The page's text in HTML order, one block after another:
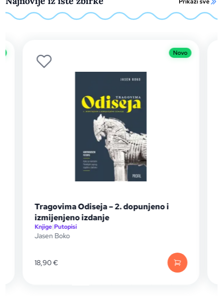
Novo
Tragovima Odiseja – 2. dopunjeno i
izmijenjeno izdanje
Knjige|Putopisi
Jasen Boko
18,90€